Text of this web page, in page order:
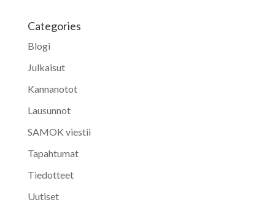
Categories
Blogi
Julkaisut
Kannanotot
Lausunnot
SAMOK viestii
Tapahtumat
Tiedotteet
Uutiset